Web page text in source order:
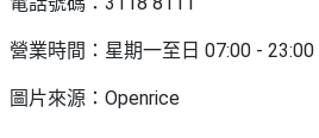
營業時間：星期一至日 07:00 - 23:00
圖片來源：Openrice